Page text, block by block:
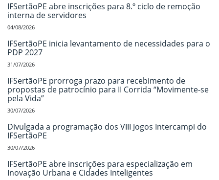
IFSertãoPE abre inscrições para 8.º ciclo de remoção
interna de servidores
04/08/2026
IFSertãoPE inicia levantamento de necessidades para o
PDP 2027
31/07/2026
IFSertãoPE prorroga prazo para recebimento de
propostas de patrocínio para II Corrida “Movimente-se
pela Vida”
30/07/2026
Divulgada a programação dos VIII Jogos Intercampi do
IFSertãoPE
30/07/2026
IFSertãoPE abre inscrições para especialização em
Inovação Urbana e Cidades Inteligentes